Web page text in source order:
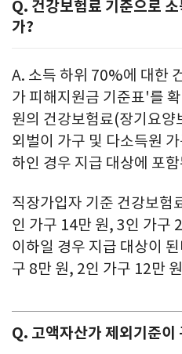
Q. 건강보험료 기준으로
가?
A. 소득 하위 70%에 대한
가 피해지원금 기준표'를
원의 건강보험료(장기요양
외벌이 가구 및 다소득원
하인 경우 지급 대상에 포
직장가입자 기준 건강보험
인 가구 14만 원, 3인 가구
이하일 경우 지급 대상이
구 8만 원, 2인 가구 12만
Q. 고액자산가 제외기준이